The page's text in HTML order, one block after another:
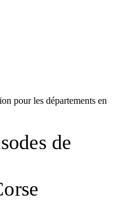
pour les départements en
de